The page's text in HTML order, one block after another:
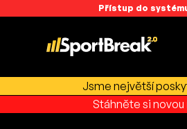
Přístup do
Jsme největší
Stáhněte si novou